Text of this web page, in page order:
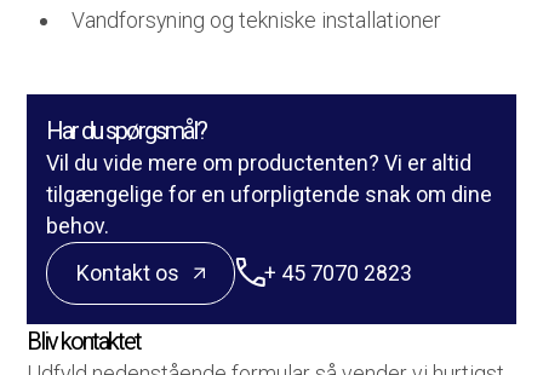
Vandforsyning og tekniske installationer
Har du spørgsmål?
Vil du vide mere om productenten? Vi er altid
tilgængelige for en uforpligtende snak om dine
behov.
Kontakt os
+ 45 7070 2823
Bliv kontaktet